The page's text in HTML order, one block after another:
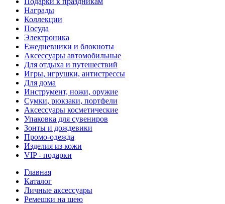
Награды
Коллекции
Посуда
Электроника
Ежедневники и блокноты
Аксессуары автомобильные
Для отдыха и путешествий
Игры, игрушки, антистрессы
Для дома
Инструмент, ножи, оружие
Сумки, рюкзаки, портфели
Аксессуары косметические
Упаковка для сувениров
Зонты и дождевики
Промо-одежда
Изделия из кожи
VIP - подарки
Главная
Каталог
Личные аксессуары
Ремешки на шею